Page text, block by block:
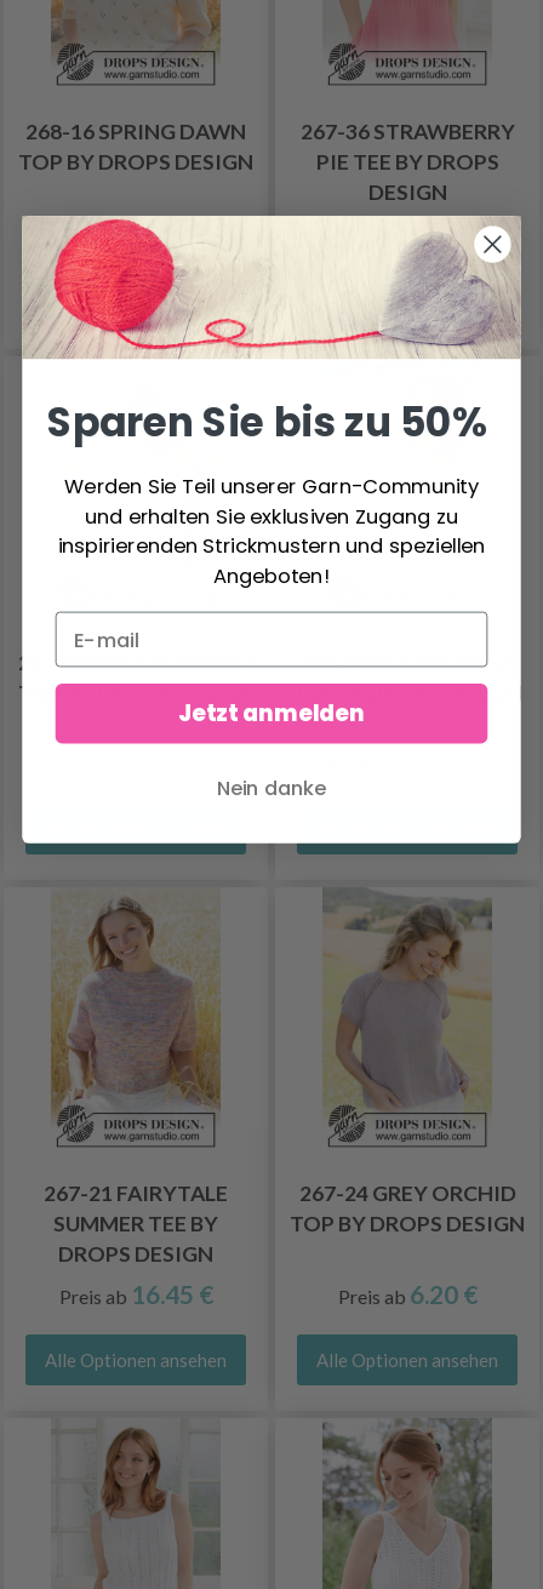
268-16 SPRING DAWN
TOP BY DROPS DESIGN
Preis ab14.75 €
Alle Optionen ansehen
267-36 STRAWBERRY
PIE TEE BY DROPS
DESIGN
11.25 €
Alle Optionen ansehen
267-19 ROSE BLOSSOM
TOP BY DROPS DESIGN
268-36 GOLDEN MIST
TEE BY DROPS DESIGN
267-21 FAIRYTALE
SUMMER TEE BY
DROPS DESIGN
Preis ab 16.45 €
Alle Optionen ansehen
267-24 GREY ORCHID
TOP BY DROPS DESIGN
Preis ab 6.20 €
Alle Optionen ansehen
Sparen Sie bis zu 50%
Werden Sie Teil unserer Garn-Community
und erhalten Sie exklusiven Zugang zu
inspirierenden Strickmustern und speziellen
Angeboten!
Jetzt anmelden
Nein danke